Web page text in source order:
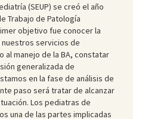
(SEUP) se creó el año
Trabajo de Patología
objetivo fue conocer la
servicios de
al manejo de la BA, constatar
generalizada de
en la fase de análisis de
paso será tratar de alcanzar
Los pediatras de
una de las partes implicadas